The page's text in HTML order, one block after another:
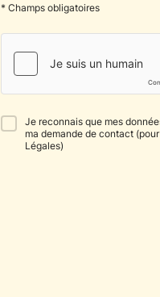
* Champs obligatoires
Je reconnais que mes
ma demande de contact
Légales)